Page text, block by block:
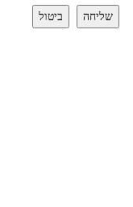
שליחה ביטול